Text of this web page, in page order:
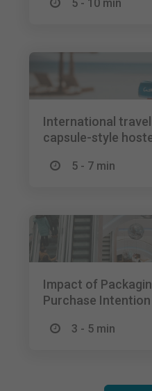
5 - 10 min
International
capsule-style
5 - 7 min
Impact of
Purchase Intention
3 - 5 min